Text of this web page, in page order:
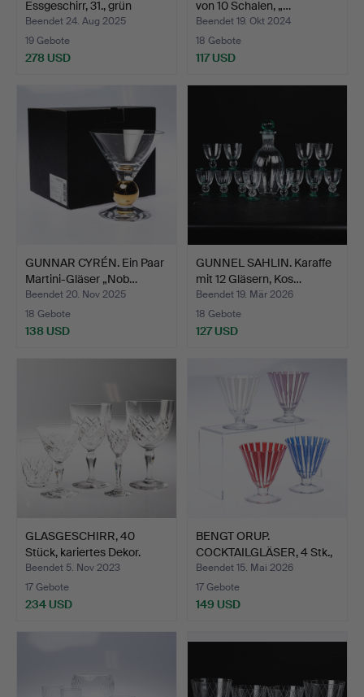
Essgeschirr, 31., grün
getönt…
Beendet 24. Aug 2025
19 Gebote
278 USD
von 10 Schalen, „…
Beendet 19. Okt 2024
18 Gebote
117 USD
GUNNAR CYRÉN. Ein Paar
Martini-Gläser „Nob…
Beendet 20. Nov 2025
18 Gebote
138 USD
GUNNEL SAHLIN. Karaffe
mit 12 Gläsern, Kos…
Beendet 19. Mär 2026
18 Gebote
127 USD
GLASGESCHIRR, 40
Stück, kariertes Dekor.
Beendet 5. Nov 2023
17 Gebote
234 USD
BENGT ORUP.
COCKTAILGLÄSER, 4 Stk.,
"Strik…
Beendet 15. Mai 2026
17 Gebote
149 USD